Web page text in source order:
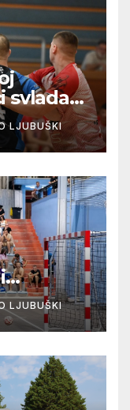
svladao
LJUBUŠKI
traži
LJUBUŠKI